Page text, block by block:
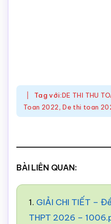
Tag với:DE THI THU
Toan 2022,De thi toan
BÀI LIÊN QUAN:
1. GIẢI CHI TIẾT –
THPT 2026 –